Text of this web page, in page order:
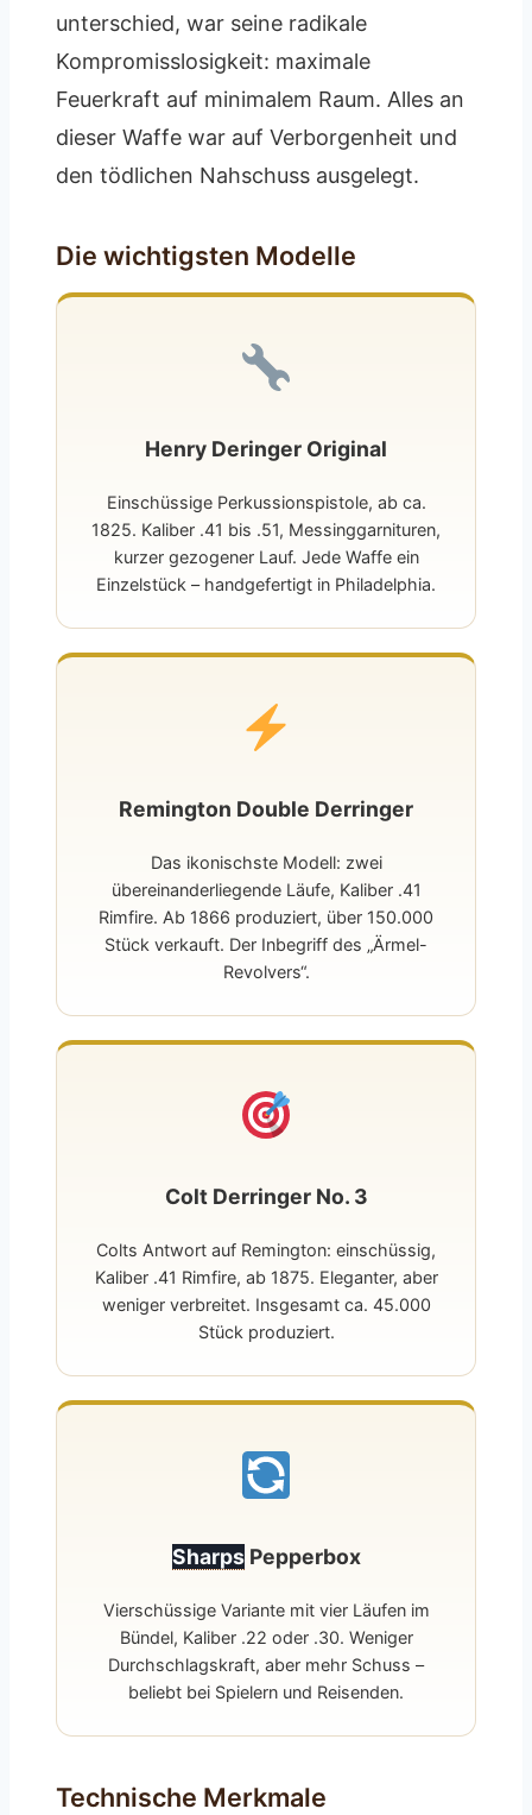
unterschied, war seine radikale
Kompromisslosigkeit: maximale
Feuerkraft auf minimalem Raum. Alles an
dieser Waffe war auf Verborgenheit und
den tödlichen Nahschuss ausgelegt.
Die wichtigsten Modelle
Henry Deringer Original
Einschüssige Perkussionspistole, ab ca.
1825. Kaliber .41 bis .51, Messinggarnituren,
kurzer gezogener Lauf. Jede Waffe ein
Einzelstück – handgefertigt in Philadelphia.
Remington Double Derringer
Das ikonischste Modell: zwei
übereinanderliegende Läufe, Kaliber .41
Rimfire. Ab 1866 produziert, über 150.000
Stück verkauft. Der Inbegriff des „Ärmel-
Revolvers“.
Colt Derringer No. 3
Colts Antwort auf Remington: einschüssig,
Kaliber .41 Rimfire, ab 1875. Eleganter, aber
weniger verbreitet. Insgesamt ca. 45.000
Stück produziert.
SharpsPepperbox
Vierschüssige Variante mit vier Läufen im
Bündel, Kaliber .22 oder .30. Weniger
Durchschlagskraft, aber mehr Schuss –
beliebt bei Spielern und Reisenden.
Technische Merkmale